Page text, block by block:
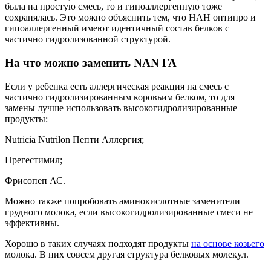
НАН имеет в составе бифидобактерии , которые нормализуют
пищеварение, купируя запоры.
В моей практике были дети, которым этот заменитель молока
Через 2 недели использования продукта у младенца появилась
сыпь на лице. Мама самостоятельно решила сменить смесь на
НАН гипоаллергенный. После 7 дней употребления
заменителя молока NAN у грудничка симптоматика аллергии
прошла. Младенец ел хорошо, стул был в норме.